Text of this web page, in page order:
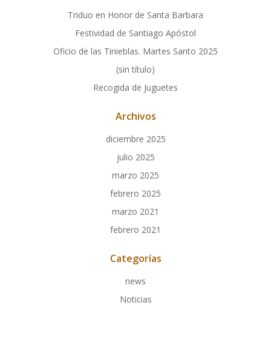
Triduo en Honor de Santa Barbara
Festividad de Santiago Apóstol
Oficio de las Tinieblas. Martes Santo 2025
(sin título)
Recogida de Juguetes
Archivos
diciembre 2025
julio 2025
marzo 2025
febrero 2025
marzo 2021
febrero 2021
Categorías
news
Noticias